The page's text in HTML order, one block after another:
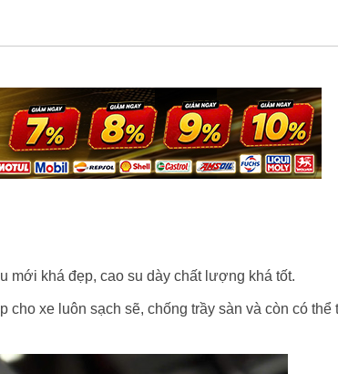
mới khá đẹp, cao su dày chất lượng khá tốt.
cho xe luôn sạch sẽ, chống trầy sàn và còn có thể